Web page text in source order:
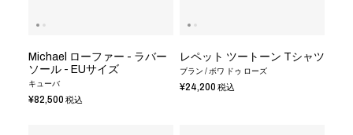
Michael ローファー - ラバー
ソール - EUサイズ
キューバ
¥82,500 税込
レペット ツートーン Tシャツ
ブラン / ボワ ドゥ ローズ
¥24,200 税込